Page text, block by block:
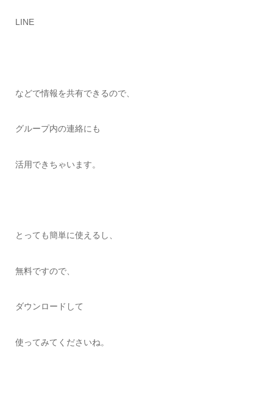
LINE
などで情報を共有できるので、
グループ内の連絡にも
活用できちゃいます。
とっても簡単に使えるし、
無料ですので、
ダウンロードして
使ってみてくださいね。